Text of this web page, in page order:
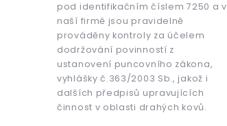
pod identifikačním číslem 7250 a v
naší firmě jsou pravidelně
prováděny kontroly za účelem
dodržování povinností z
ustanovení puncovního zákona,
vyhlášky č.363/2003 Sb., jakož i
dalších předpisů upravujících
činnost v oblasti drahých kovů.